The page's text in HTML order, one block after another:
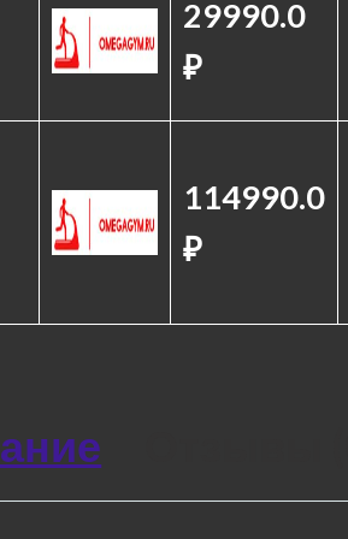
29990.0
₽
114990.0
₽